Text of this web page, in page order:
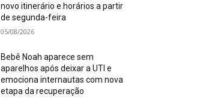
novo itinerário e horários a partir
de segunda-feira
05/08/2026
Bebê Noah aparece sem
aparelhos após deixar a UTI e
emociona internautas com nova
etapa da recuperação